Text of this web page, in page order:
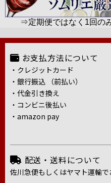
⇒定期便ではなく1回の
お支払方法について
・クレジットカード
・銀行振込 （前払い）
・代金引き換え
・コンビニ後払い
・amazon pay
配送・送料について
佐川急便もしくはヤマト運輸で